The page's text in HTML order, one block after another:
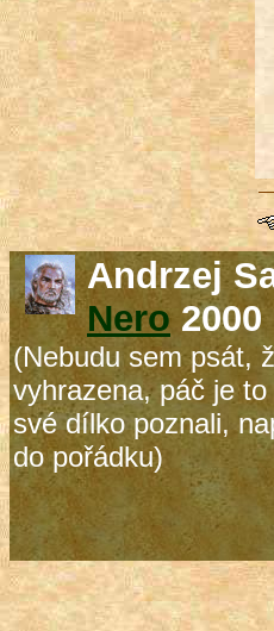
Andrzej
Nero2000
(Nebudu sem psát,
vyhrazena, páč je
své dílko poznali,
do pořádku)